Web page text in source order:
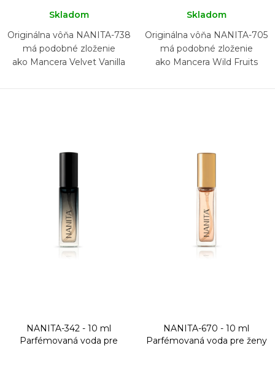
Skladom
Originálna vôňa NANITA-738
má podobné zloženie
ako Mancera Velvet Vanilla
Skladom
Originálna vôňa NANITA-705
má podobné zloženie
ako Mancera Wild Fruits
NANITA-342 - 10 ml
Parfémovaná voda pre
NANITA-670 - 10 ml
Parfémovaná voda pre ženy